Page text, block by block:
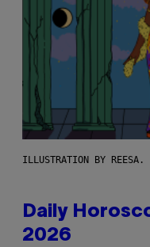
ILLUSTRATION BY REESA.
Daily
2026